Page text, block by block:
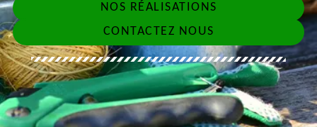
NOS RÉALISATIONS
CONTACTEZ NOUS